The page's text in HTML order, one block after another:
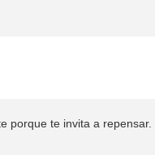
porque te invita a repensar.